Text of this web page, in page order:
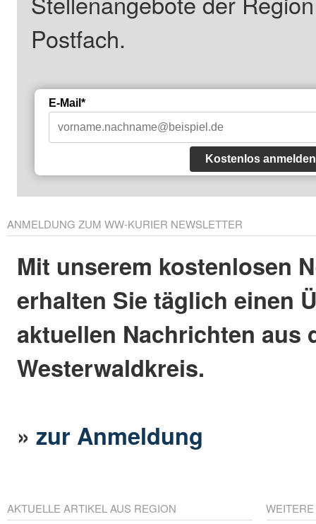
Postfach.
E-Mail*
Kostenlos anmelden
ANMELDUNG ZUM WW-KURIER NEWSLETTER
Mit unserem kostenlosen
erhalten Sie täglich einen
aktuellen Nachrichten aus
Westerwaldkreis.
»zur Anmeldung
AKTUELLE ARTIKEL AUS REGION